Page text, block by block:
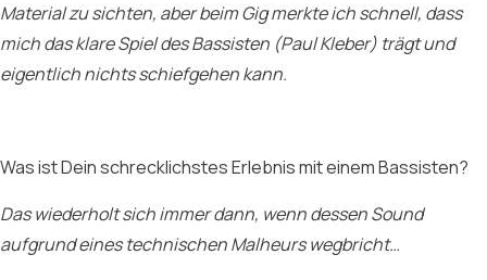
Material zu sichten, aber beim Gig merkte ich schnell, dass
mich das klare Spiel des Bassisten (Paul Kleber) trägt und
eigentlich nichts schiefgehen kann.
Was ist Dein schrecklichstes Erlebnis mit einem Bassisten?
Das wiederholt sich immer dann, wenn dessen Sound
aufgrund eines technischen Malheurs wegbricht…